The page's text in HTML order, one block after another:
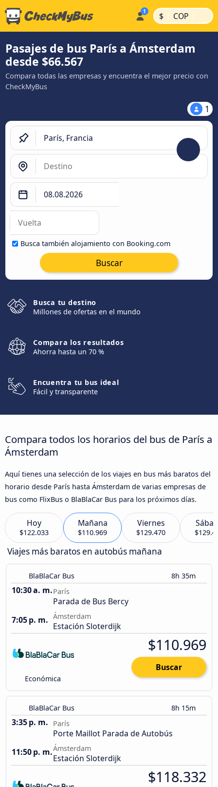
$ | COP |
Pasajes de bus París a Ámsterdam
desde $66.567
Compara todas las empresas y encuentra el mejor precio con
CheckMyBus
1
Busca también alojamiento con Booking.com
Buscar
Busca tu destino
Millones de ofertas en el mundo
Compara los resultados
Ahorra hasta un 70 %
Encuentra tu bus ideal
Fácil y transparente
Compara todos los horarios del bus de París a
Ámsterdam
Aquí tienes una selección de los viajes en bus más baratos del
horario desde París hasta Ámsterdam de varias empresas de
bus como FlixBus o BlaBlaCar Bus para los próximos días.
Hoy
$122.033
Mañana
$110.969
Viernes
$129.470
Viajes más baratos en autobús mañana
BlaBlaCar Bus 8h 35m
10:30 a. m.París
Parada de Bus Bercy
7:05 p. m. Ámsterdam
Estación Sloterdijk
Económica
$110.969
Buscar
BlaBlaCar Bus 8h 15m
3:35 p. m. París
Porte Maillot Parada de Autobús
11:50 p. m.Ámsterdam
Estación Sloterdijk
$118.332